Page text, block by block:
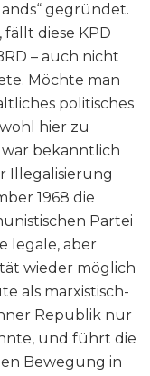
gegründet.
fällt diese KPD
– auch nicht
Möchte man
politisches
hier zu
war bekanntlich
Illegalisierung
1968 die
Partei
legale, aber
wieder möglich
als marxistisch-
Republik nur
und führt die
Bewegung in